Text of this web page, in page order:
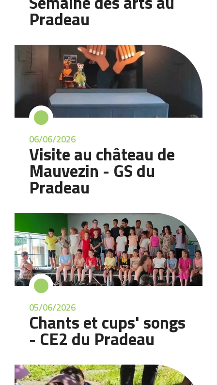
Pradeau
06/06/2026
Visite au château de
Mauvezin - GS du
Pradeau
05/06/2026
Chants et cups' songs
- CE2 du Pradeau